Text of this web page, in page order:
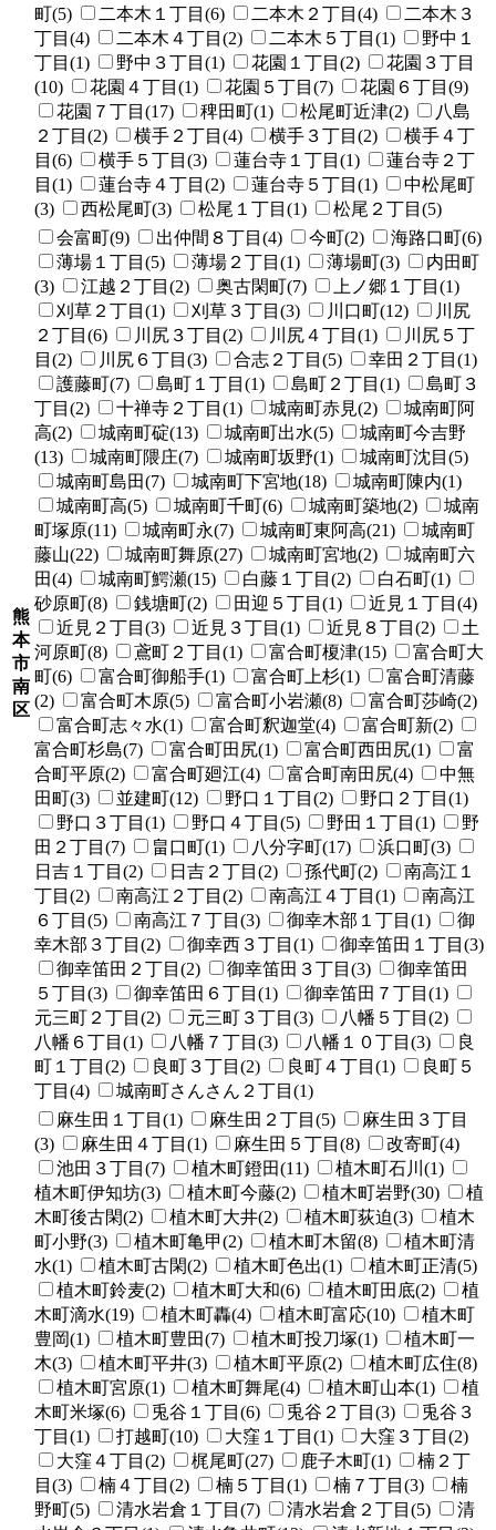
町(5)
二本木１丁目(6) 二本木２丁目(4)
二本木３
丁目(4)
二本木４丁目(2) 二本木５丁目(1)
野中１
丁目(1)
野中３丁目(1) 花園１丁目(2)
花園３丁目
(10)
花園４丁目(1) 花園５丁目(7)
花園６丁目(9)
花園７丁目(17)
稗田町(1) 松尾町近津(2)
八島
２丁目(2)
横手２丁目(4) 横手３丁目(2)
横手４丁
目(6)
横手５丁目(3) 蓮台寺１丁目(1)
蓮台寺２丁
目(1)
蓮台寺４丁目(2) 蓮台寺５丁目(1)
中松尾町
(3)
西松尾町(3) 松尾１丁目(1) 松尾２丁目(5)
熊
本
市
南
区
会富町(9) 出仲間８丁目(4) 今町(2)
海路口町(6)
薄場１丁目(5)
薄場２丁目(1) 薄場町(3)
内田町
(3)
江越２丁目(2) 奥古閑町(7)
上ノ郷１丁目(1)
刈草２丁目(1)
刈草３丁目(3) 川口町(12)
川尻
２丁目(6)
川尻３丁目(2) 川尻４丁目(1)
川尻５丁
目(2)
川尻６丁目(3) 合志２丁目(5)
幸田２丁目(1)
護藤町(7)
島町１丁目(1) 島町２丁目(1)
島町３
丁目(2)
十禅寺２丁目(1) 城南町赤見(2)
城南町阿
高(2)
城南町碇(13) 城南町出水(5)
城南町今吉野
(13)
城南町隈庄(7) 城南町坂野(1)
城南町沈目(5)
城南町島田(7)
城南町下宮地(18)
城南町陳内(1)
城南町高(5)
城南町千町(6) 城南町築地(2)
城南
町塚原(11)
城南町永(7) 城南町東阿高(21)
城南町
藤山(22)
城南町舞原(27) 城南町宮地(2)
城南町六
田(4)
城南町鰐瀬(15) 白藤１丁目(2)
白石町(1)
砂原町(8)
銭塘町(2) 田迎５丁目(1)
近見１丁目(4)
近見２丁目(3)
近見３丁目(1) 近見８丁目(2)
土
河原町(8)
鳶町２丁目(1) 富合町榎津(15)
富合町大
町(6)
富合町御船手(1) 富合町上杉(1)
富合町清藤
(2)
富合町木原(5) 富合町小岩瀬(8)
富合町莎崎(2)
富合町志々水(1)
富合町釈迦堂(4)
富合町新(2)
富合町杉島(7)
富合町田尻(1) 富合町西田尻(1)
富
合町平原(2)
富合町廻江(4) 富合町南田尻(4)
中無
田町(3)
並建町(12) 野口１丁目(2)
野口２丁目(1)
野口３丁目(1)
野口４丁目(5) 野田１丁目(1)
野
田２丁目(7)
畠口町(1) 八分字町(17)
浜口町(3)
日吉１丁目(2)
日吉２丁目(2) 孫代町(2)
南高江１
丁目(2)
南高江２丁目(2) 南高江４丁目(1)
南高江
６丁目(5)
南高江７丁目(3) 御幸木部１丁目(1)
御
幸木部３丁目(2)
御幸西３丁目(1)
御幸笛田１丁目(3)
御幸笛田２丁目(2)
御幸笛田３丁目(3)
御幸笛田
５丁目(3)
御幸笛田６丁目(1)
御幸笛田７丁目(1)
元三町２丁目(2)
元三町３丁目(3)
八幡５丁目(2)
八幡６丁目(1)
八幡７丁目(3) 八幡１０丁目(3)
良
町１丁目(2)
良町３丁目(2) 良町４丁目(1)
良町５
丁目(4)
城南町さんさん２丁目(1)
麻生田１丁目(1) 麻生田２丁目(5)
麻生田３丁目
(3)
麻生田４丁目(1) 麻生田５丁目(8)
改寄町(4)
池田３丁目(7)
植木町鐙田(11)
植木町石川(1)
植木町伊知坊(3)
植木町今藤(2) 植木町岩野(30)
植
木町後古閑(2)
植木町大井(2) 植木町荻迫(3)
植木
町小野(3)
植木町亀甲(2) 植木町木留(8)
植木町清
水(1)
植木町古閑(2) 植木町色出(1)
植木町正清(5)
植木町鈴麦(2)
植木町大和(6) 植木町田底(2)
植
木町滴水(19)
植木町轟(4) 植木町富応(10)
植木町
豊岡(1)
植木町豊田(7) 植木町投刀塚(1)
植木町一
木(3)
植木町平井(3) 植木町平原(2)
植木町広住(8)
植木町宮原(1)
植木町舞尾(4) 植木町山本(1)
植
木町米塚(6)
兎谷１丁目(6) 兎谷２丁目(3)
兎谷３
丁目(1)
打越町(10) 大窪１丁目(1)
大窪３丁目(2)
大窪４丁目(2)
梶尾町(27) 鹿子木町(1)
楠２丁
目(3)
楠４丁目(2) 楠５丁目(1) 楠７丁目(3)
楠
野町(5)
清水岩倉１丁目(7) 清水岩倉２丁目(5)
清